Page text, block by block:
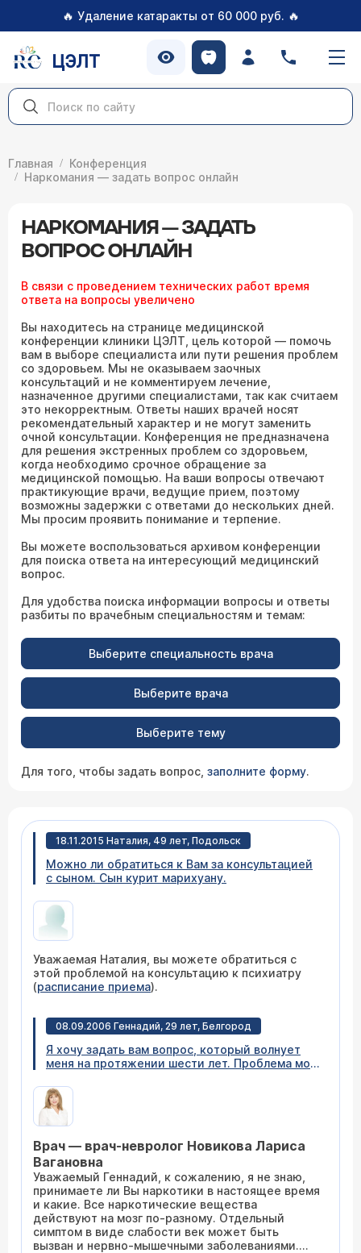
🔥 Удаление катаракты от 60 000 руб. 🔥
ЦЭЛТ
Главная
Конференция
Наркомания — задать вопрос онлайн
НАРКОМАНИЯ — ЗАДАТЬ
ВОПРОС ОНЛАЙН
В связи с проведением технических работ время
ответа на вопросы увеличено
Вы находитесь на странице медицинской
конференции клиники ЦЭЛТ, цель которой — помочь
вам в выборе специалиста или пути решения проблем
со здоровьем. Мы не оказываем заочных
консультаций и не комментируем лечение,
назначенное другими специалистами, так как считаем
это некорректным. Ответы наших врачей носят
рекомендательный характер и не могут заменить
очной консультации. Конференция не предназначена
для решения экстренных проблем со здоровьем,
когда необходимо срочное обращение за
медицинской помощью. На ваши вопросы отвечают
практикующие врачи, ведущие прием, поэтому
возможны задержки с ответами до нескольких дней.
Мы просим проявить понимание и терпение.
Вы можете воспользоваться архивом конференции
для поиска ответа на интересующий медицинский
вопрос.
Для удобства поиска информации вопросы и ответы
разбиты по врачебным специальностям и темам:
Выберите специальность врача
Выберите врача
Выберите тему
Для того, чтобы задать вопрос, заполните форму.
18.11.2015 Наталия, 49 лет, Подольск
Можно ли обратиться к Вам за консультацией
с сыном. Сын курит марихуану.
Уважаемая Наталия, вы можете обратиться с
этой проблемой на консультацию к психиатру
(расписание приема).
08.09.2006 Геннадий, 29 лет, Белгород
Я хочу задать вам вопрос, который волнует
меня на протяжении шести лет. Проблема моя
токсическая энцефалопатия, после того как я
употреблял наркотики. Я думаю не надо
говорить какие, помимо слабости в ногах и
глаза, точнее веки, перестали слушаться,
утром без массажа век не могу открыть глаз,
если есть какое-нибудь решение моей
проблемы, подскажите, что делать и лечится
ли это?
Врач — врач-невролог Новикова Лариса
Вагановна
Уважаемый Геннадий, к сожалению, я не знаю,
принимаете ли Вы наркотики в настоящее время
и какие. Все наркотические вещества
действуют на мозг по-разному. Отдельный
симптом в виде слабости век может быть
вызван и нервно-мышечными заболеваниями.